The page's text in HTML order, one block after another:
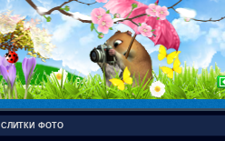
фото